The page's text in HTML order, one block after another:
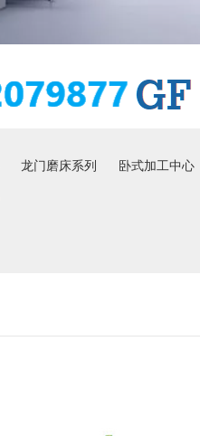
龙门磨床系列 卧式加工中心